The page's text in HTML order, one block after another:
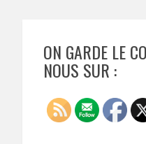
ON GARDE LE
NOUS SUR :